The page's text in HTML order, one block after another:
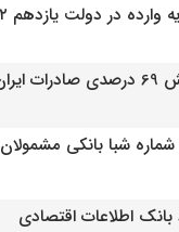
در دولت یازدهم ۱۱.۲ میلیارد دلار است
نیجریه
شماره شبا بانکی
بانک اطلاعات اقتصادی